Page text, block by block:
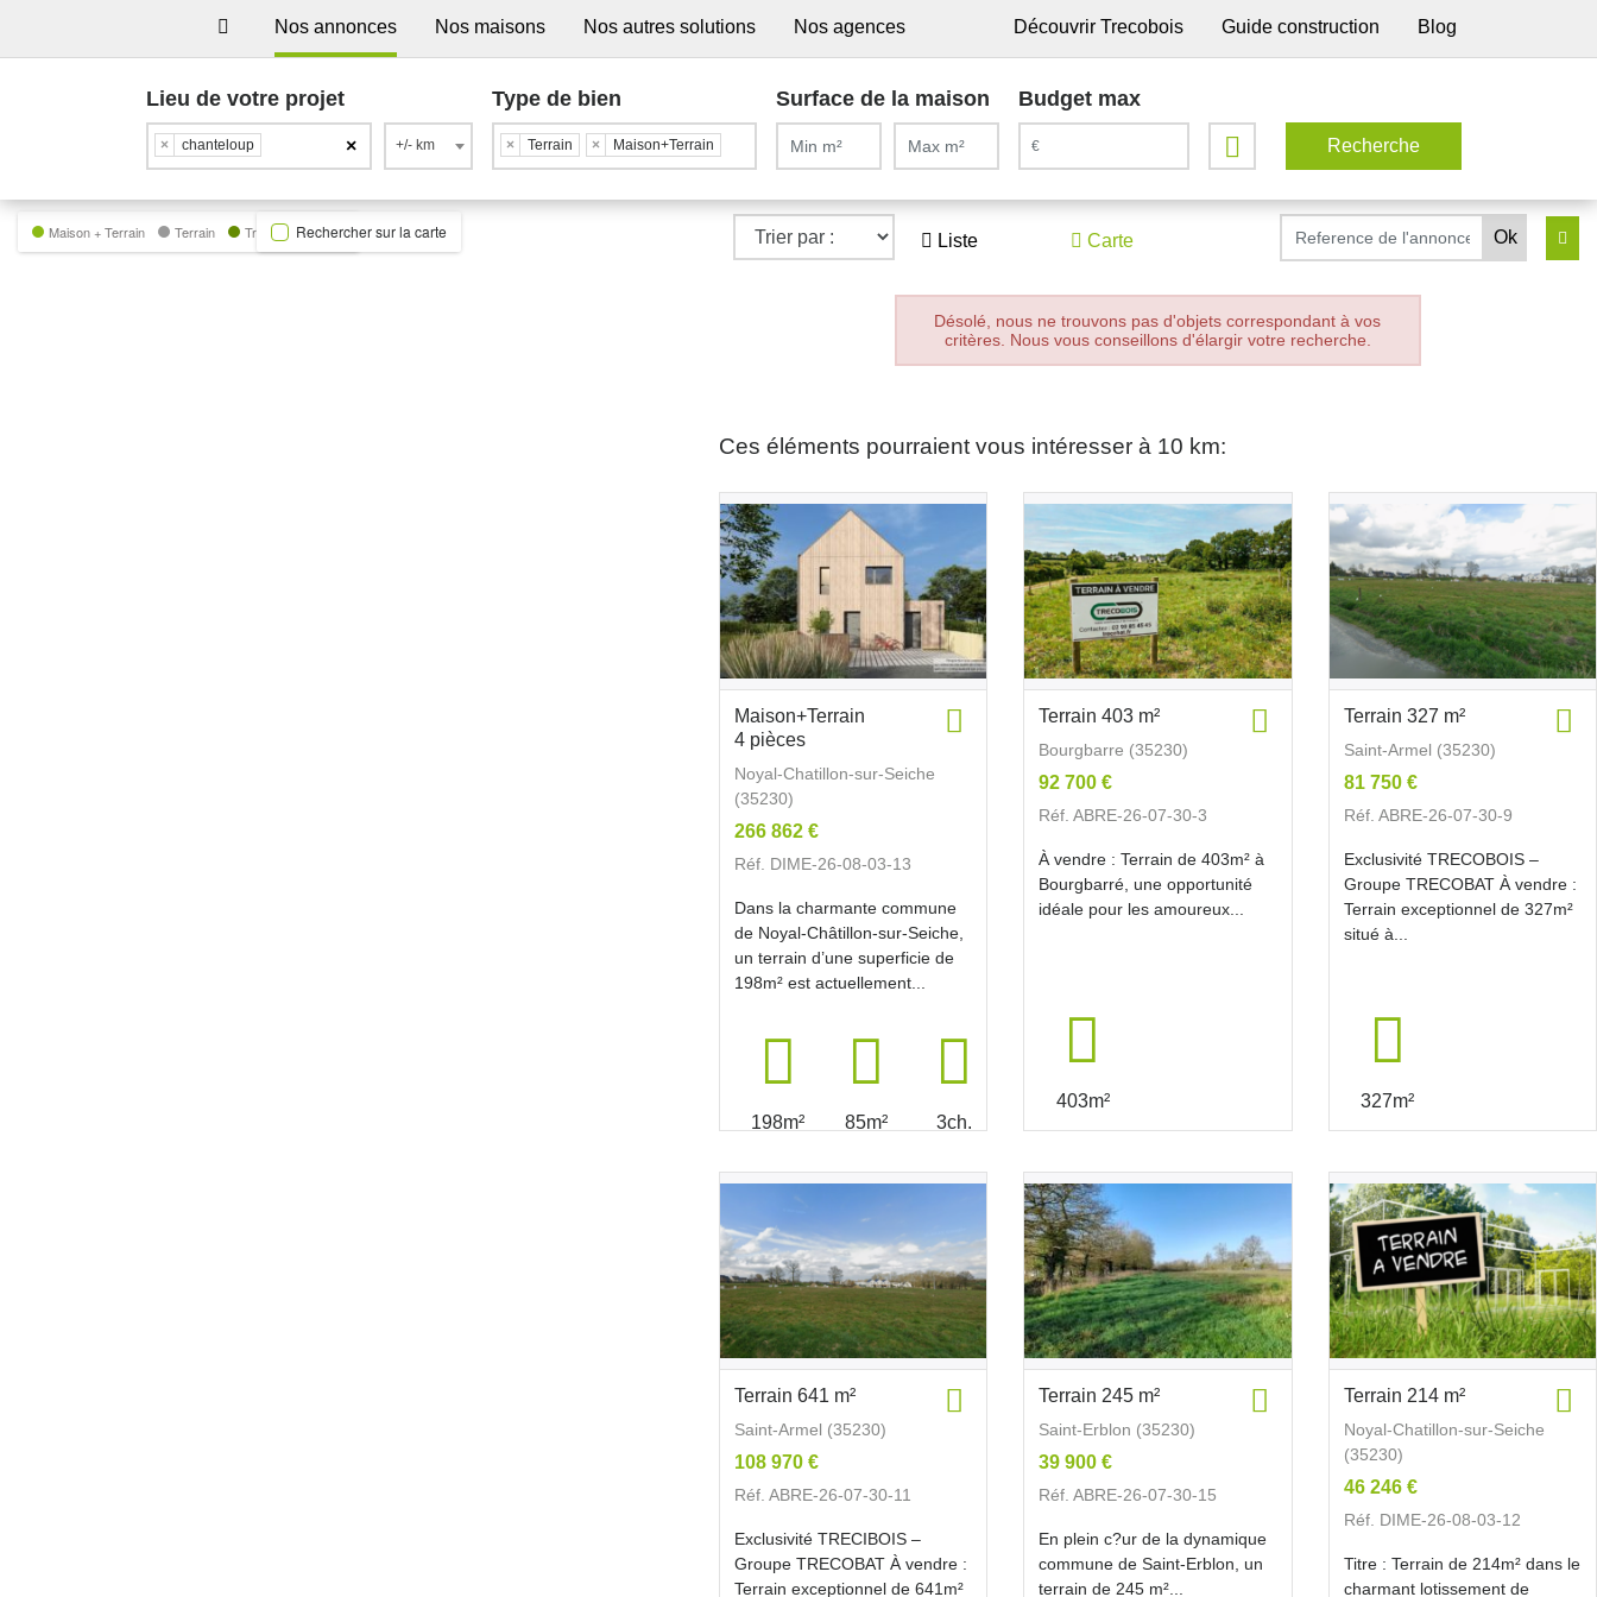
Nos annonces Nos maisons Nos autres solutions Nos agences Découvrir Trecobois Guide construction Blog
Lieu de votre projet
×
× chanteloup +/- km
Type de bien
× Terrain × Maison+Terrain
Surface de la maison Budget max
Liste Carte
Maison + Terrain Terrain Trecobat GreenRechercher sur la carte
Désolé, nous ne trouvons pas d'objets correspondant à vos
critères. Nous vous conseillons d'élargir votre recherche.
Ces éléments pourraient vous intéresser à 10 km:
Maison+Terrain
4 pièces
Noyal-Chatillon-sur-Seiche
(35230)
266 862 €
Réf. DIME-26-08-03-13
Dans la charmante commune
de Noyal-Châtillon-sur-Seiche,
un terrain d’une superficie de
198m² est actuellement...
198m² 85m² 3ch.
Terrain 403 m²
Bourgbarre (35230)
92 700 €
Réf. ABRE-26-07-30-3
À vendre : Terrain de 403m² à
Bourgbarré, une opportunité
idéale pour les amoureux...
403m²
Terrain 327 m²
Saint-Armel (35230)
81 750 €
Réf. ABRE-26-07-30-9
Exclusivité TRECOBOIS –
Groupe TRECOBAT À vendre :
Terrain exceptionnel de 327m²
situé à...
327m²
Terrain 641 m²
Saint-Armel (35230)
108 970 €
Réf. ABRE-26-07-30-11
Exclusivité TRECIBOIS –
Groupe TRECOBAT À vendre :
Terrain exceptionnel de 641m²
Terrain 245 m²
Saint-Erblon (35230)
39 900 €
Réf. ABRE-26-07-30-15
En plein c?ur de la dynamique
commune de Saint-Erblon, un
terrain de 245 m²...
Terrain 214 m²
Noyal-Chatillon-sur-Seiche
(35230)
46 246 €
Réf. DIME-26-08-03-12
Titre : Terrain de 214m² dans le
charmant lotissement de